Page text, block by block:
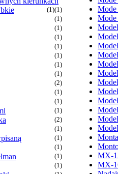
(1)
(1)
(1)
(1)
(1)
(1)
(1)
(1)
(1)
(2)
(1)
(1)
(1)
(2)
(1)
(1)
(1)
(1)
(1)
Mode
Mode
MX-
MX-